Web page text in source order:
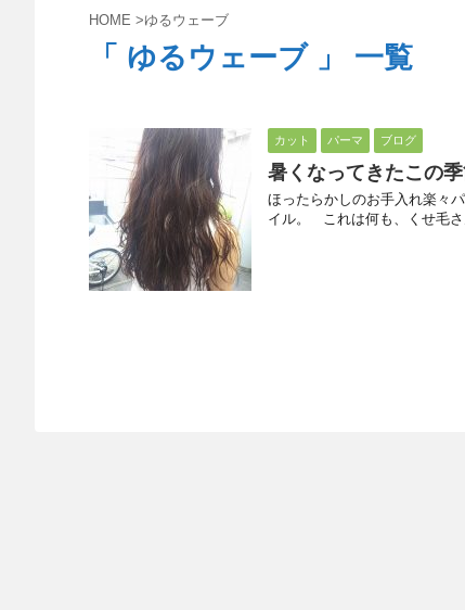
HOME >ゆるウェーブ
「 ゆるウェーブ 」 一覧
カット パーマ ブログ
暑くなってきたこの
ほったらかしのお手入れ楽々
イル。 これは何も、くせ毛さ